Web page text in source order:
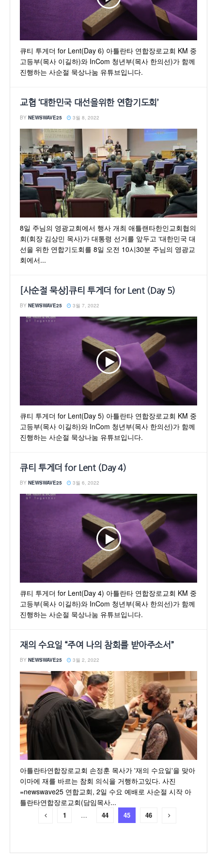
큐티 투게더 for Lent(Day 6) 아틀란타 연합장로교회 KM 중
고등부(목사 이길하)와 InCom 청년부(목사 한의선)가 함께
진행하는 사순절 묵상나눔 유튜브입니다.
교협 ‘대한민국 대선을위한 연합기도회’
BY NEWSWAVE25 3월 8, 2022
8일 주님의 영광교회에서 행사 개최 애틀랜타한인교회협의
회(회장 김상민 목사)가 대통령 선거를 앞두고 ‘대한민국 대
선을 위한 연합기도회를 8일 오전 10시30분 주님의 영광교
회에서...
[사순절 묵상]큐티 투게더 for Lent (Day 5)
BY NEWSWAVE25 3월 7, 2022
큐티 투게더 for Lent(Day 5) 아틀란타 연합장로교회 KM 중
고등부(목사 이길하)와 InCom 청년부(목사 한의선)가 함께
진행하는 사순절 묵상나눔 유튜브입니다.
큐티 투게더 for Lent (Day 4)
BY NEWSWAVE25 3월 6, 2022
큐티 투게더 for Lent(Day 4) 아틀란타 연합장로교회 KM 중
고등부(목사 이길하)와 InCom 청년부(목사 한의선)가 함께
진행하는 사순절 묵상나눔 유튜브입니다.
재의 수요일 “주여 나의 참회를 받아주소서”
BY NEWSWAVE25 3월 2, 2022
아틀란타연합장로교회 손정훈 목사가 '재의 수요일'을 맞아
이마에 재를 바르는 참회 의식을 거행하고있다. 사진
=newswave25 연합교회, 2일 수요 예배로 사순절 시작 아
틀란타연합장로교회(담임목사...
1 … 44 45 46